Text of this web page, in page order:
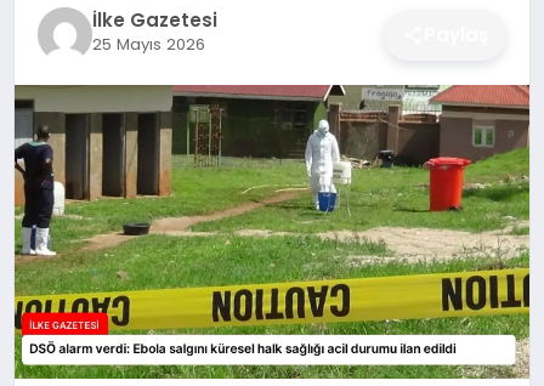
DÜNYA
SIYASET
EĞITIM
İlke Gazetesi
25 Mayıs 2026